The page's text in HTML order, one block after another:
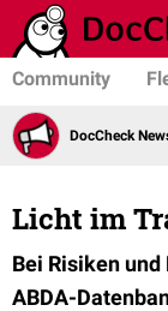
Community
DocCheck
Licht im
Bei Risiken
ABDA-